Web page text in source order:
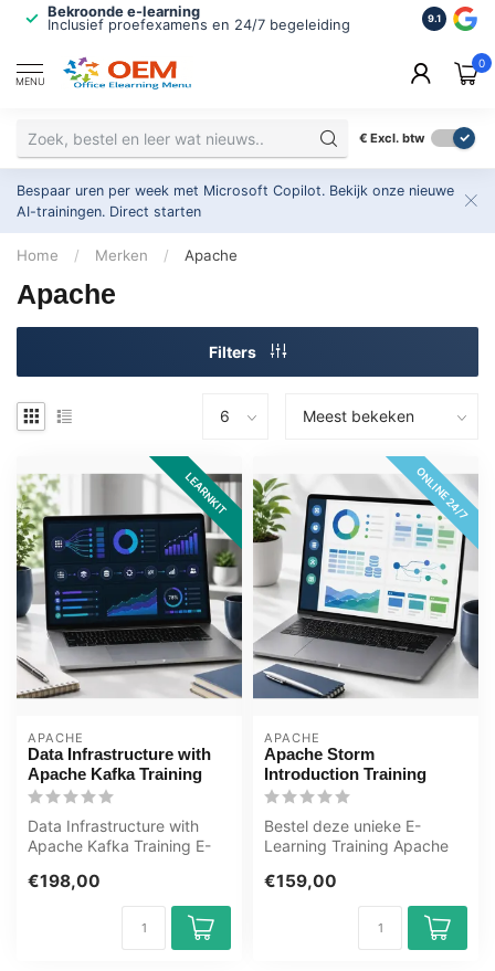
Bekroonde e-learning
Inclusief proefexamens en 24/7 begeleiding
ISO
2.500+
9.1
MENU
0
€ Excl. btw
Bespaar uren per week met Microsoft Copilot. Bekijk onze nieuwe
AI-trainingen. Direct starten
Home / Merken / Apache
Apache
Filters
LEARNKIT
APACHE
Data Infrastructure with
Apache Kafka Training
Data Infrastructure with
Apache Kafka Training E-
docen...
€198,00
ONLINE 24/7
APACHE
Apache Storm
Introduction Training
Bestel deze unieke E-
Learning Training Apache
jaar ...
€159,00